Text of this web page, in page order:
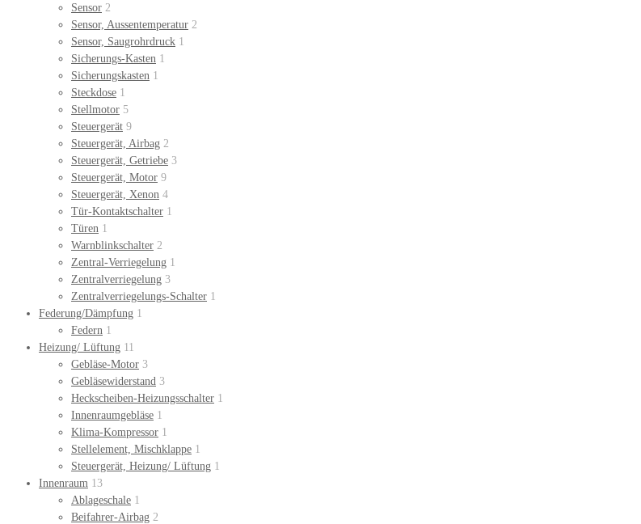
Sensor 2
Sensor, Aussentemperatur 2
Sensor, Saugrohrdruck 1
Sicherungs-Kasten 1
Sicherungskasten 1
Steckdose 1
Stellmotor 5
Steuergerät 9
Steuergerät, Airbag 2
Steuergerät, Getriebe 3
Steuergerät, Motor 9
Steuergerät, Xenon 4
Tür-Kontaktschalter 1
Türen 1
Warnblinkschalter 2
Zentral-Verriegelung 1
Zentralverriegelung 3
Zentralverriegelungs-Schalter 1
Federung/Dämpfung 1
Federn 1
Heizung/ Lüftung 11
Gebläse-Motor 3
Gebläsewiderstand 3
Heckscheiben-Heizungsschalter 1
Innenraumgebläse 1
Klima-Kompressor 1
Stellelement, Mischklappe 1
Steuergerät, Heizung/ Lüftung 1
Innenraum 13
Ablageschale 1
Beifahrer-Airbag 2